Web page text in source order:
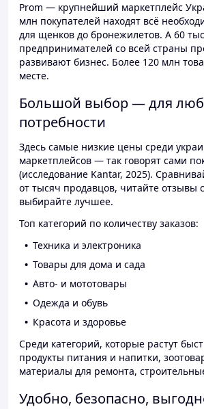
Prom — крупнейший маркетплейс
млн покупателей находят всё
для щенков до бронежилетов. А 60
предпринимателей со всей страны
развивают бизнес. Более 120 млн
месте.
Большой выбор — для
потребности
Здесь самые низкие цены среди
маркетплейсов — так говорят сами
(исследование Kantar, 2025).
от тысяч продавцов, читайте отзывы
выбирайте лучшее.
Топ категорий по количеству заказов:
Техника и электроника
Товары для дома и сада
Авто- и мототовары
Одежда и обувь
Красота и здоровье
Среди категорий, которые растут
продукты питания и напитки,
материалы для ремонта,
Удобно, безопасно,